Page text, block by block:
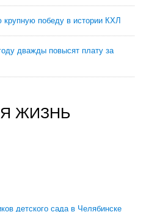
победу в истории КХЛ
дважды повысят плату за
ЖИЗНЬ
детского сада в Челябинске